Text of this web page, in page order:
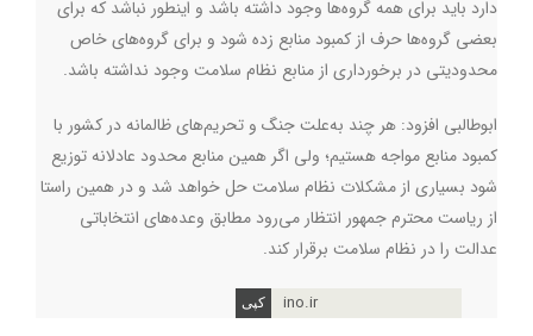
دارد باید برای همه گروه‌ها وجود داشته باشد و اینطور نباشد که برای
بعضی گروه‌ها حرف از کمبود منابع زده شود و برای گروه‌های خاص
محدودیتی در برخورداری از منابع نظام سلامت وجود نداشته باشد.
ابوطالبی افزود: هر چند به‌علت جنگ و تحریم‌های ظالمانه در کشور با
کمبود منابع مواجه هستیم؛ ولی اگر همین منابع محدود عادلانه توزیع
شود بسیاری از مشکلات نظام سلامت حل خواهد شد و در همین راستا
از ریاست محترم جمهور انتظار می‌رود مطابق وعده‌های انتخاباتی
عدالت را در نظام سلامت برقرار کند.
ino.ir